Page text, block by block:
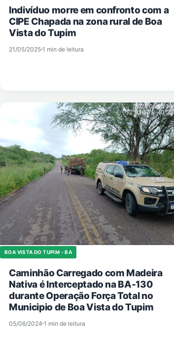
Indivíduo morre em confronto com a
CIPE Chapada na zona rural de Boa
Vista do Tupim
21/05/2025 1 min de leitura
BOA VISTA DO TUPIM - BA
Caminhão Carregado com Madeira
Nativa é Interceptado na BA-130
durante Operação Força Total no
Municipio de Boa Vista do Tupim
05/06/2024 1 min de leitura